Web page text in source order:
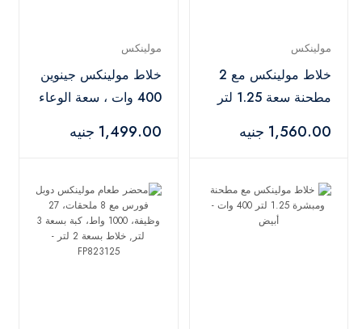
مولينكس
خلاط مولينكس مع 2
مطحنة سعة 1.25 لتر
1,560.00 جنيه
مولينكس
خلاط مولينكس جينوين
400 وات ، سعة الوعاء
LM2411EG
1,499.00 جنيه